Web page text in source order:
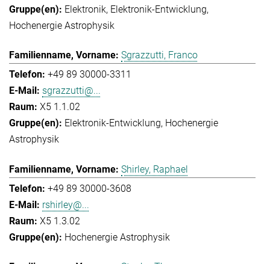
Elektronik Elektronik-Entwicklung
Hochenergie Astrophysik
Sgrazzutti, Franco
+49 89 30000-3311
sgrazzutti@...
X5 1.1.02
Elektronik-Entwicklung Hochenergie
Astrophysik
Shirley, Raphael
+49 89 30000-3608
rshirley@...
X5 1.3.02
Hochenergie Astrophysik